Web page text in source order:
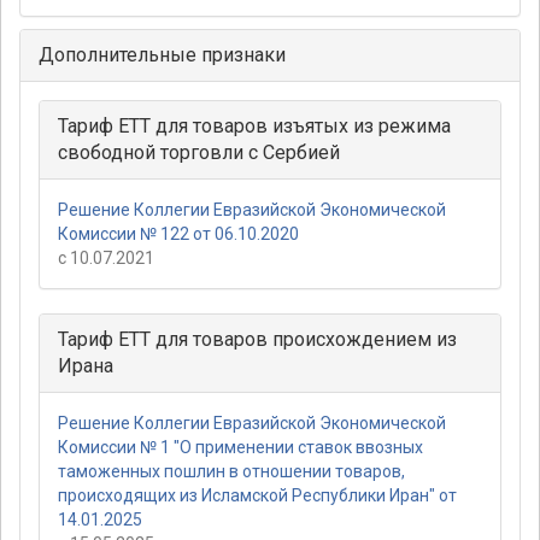
Дополнительные признаки
Тариф ЕТТ для товаров изъятых из режима
свободной торговли с Сербией
Решение Коллегии Евразийской Экономической
Комиссии № 122 от 06.10.2020
с 10.07.2021
Тариф ЕТТ для товаров происхождением из
Ирана
Решение Коллегии Евразийской Экономической
Комиссии № 1 "О применении ставок ввозных
таможенных пошлин в отношении товаров,
происходящих из Исламской Республики Иран" от
14.01.2025